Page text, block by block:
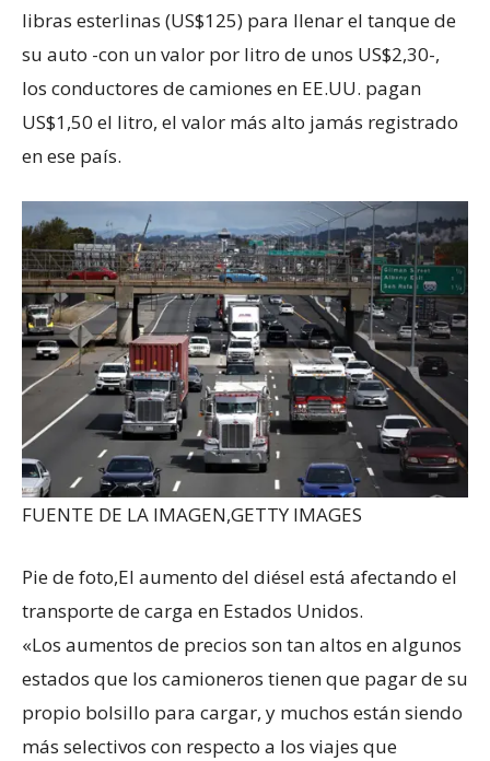
libras esterlinas (US$125) para llenar el tanque de
su auto -con un valor por litro de unos US$2,30-,
los conductores de camiones en EE.UU. pagan
US$1,50 el litro, el valor más alto jamás registrado
en ese país.
FUENTE DE LA IMAGEN,GETTY IMAGES
Pie de foto,El aumento del diésel está afectando el
transporte de carga en Estados Unidos.
«Los aumentos de precios son tan altos en algunos
estados que los camioneros tienen que pagar de su
propio bolsillo para cargar, y muchos están siendo
más selectivos con respecto a los viajes que